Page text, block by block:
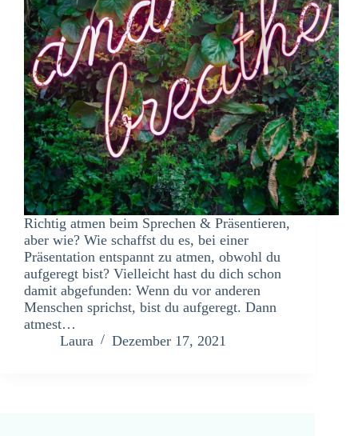
Richtig atmen beim Sprechen & Präsentieren,
aber wie? Wie schaffst du es, bei einer
Präsentation entspannt zu atmen, obwohl du
aufgeregt bist? Vielleicht hast du dich schon
damit abgefunden: Wenn du vor anderen
Menschen sprichst, bist du aufgeregt. Dann
atmest…
Laura
Dezember 17, 2021